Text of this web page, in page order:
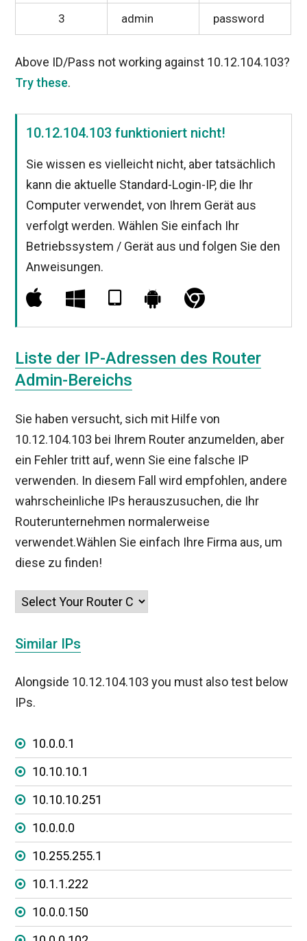
3 admin password
Above ID/Pass not working against 10.12.104.103?
Try these.
10.12.104.103 funktioniert nicht!
Sie wissen es vielleicht nicht, aber tatsächlich
kann die aktuelle Standard-Login-IP, die Ihr
Computer verwendet, von Ihrem Gerät aus
verfolgt werden. Wählen Sie einfach Ihr
Betriebssystem / Gerät aus und folgen Sie den
Anweisungen.
Liste der IP-Adressen des Router
Admin-Bereichs
Sie haben versucht, sich mit Hilfe von
10.12.104.103 bei Ihrem Router anzumelden, aber
ein Fehler tritt auf, wenn Sie eine falsche IP
verwenden. In diesem Fall wird empfohlen, andere
wahrscheinliche IPs herauszusuchen, die Ihr
Routerunternehmen normalerweise
verwendet.Wählen Sie einfach Ihre Firma aus, um
diese zu finden!
Similar IPs
Alongside 10.12.104.103 you must also test below
IPs.
10.0.0.1
10.10.10.1
10.10.10.251
10.0.0.0
10.255.255.1
10.1.1.222
10.0.0.150